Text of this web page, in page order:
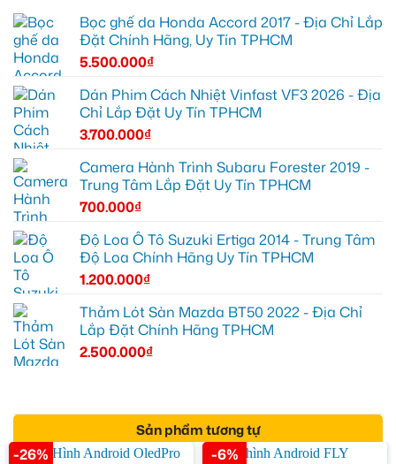
Bọc ghế da Honda Accord 2017 - Địa Chỉ Lắp
Đặt Chính Hãng, Uy Tín TPHCM
5.500.000₫
Dán Phim Cách Nhiệt Vinfast VF3 2026 - Địa
Chỉ Lắp Đặt Uy Tín TPHCM
3.700.000₫
Camera Hành Trình Subaru Forester 2019 -
Trung Tâm Lắp Đặt Uy Tín TPHCM
700.000₫
Độ Loa Ô Tô Suzuki Ertiga 2014 - Trung Tâm
Độ Loa Chính Hãng Uy Tín TPHCM
1.200.000₫
Thảm Lót Sàn Mazda BT50 2022 - Địa Chỉ
Lắp Đặt Chính Hãng TPHCM
2.500.000₫
Sản phẩm tương tự
-26% -6%